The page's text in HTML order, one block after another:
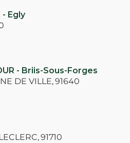
- Egly
- Briis-Sous-Forges
DE VILLE,91640
91710